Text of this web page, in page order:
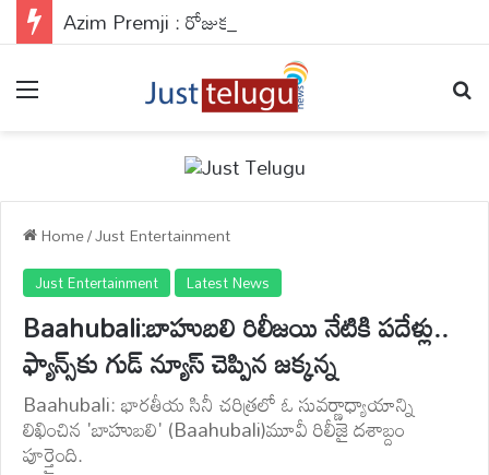
Home/Just Entertainment
Just Entertainment Latest News
Baahubali:బాహుబలి రిలీజయి నేటికి పదేళ్లు..
ఫ్యాన్స్‌కు గుడ్ న్యూస్ చెప్పిన జక్కన్న
Baahubali: భారతీయ సినీ చరిత్రలో ఓ సువర్ణాధ్యాయాన్ని
లిఖించిన 'బాహుబలి' (Baahubali)మూవీ రిలీజై దశాబ్దం
పూర్తైంది.